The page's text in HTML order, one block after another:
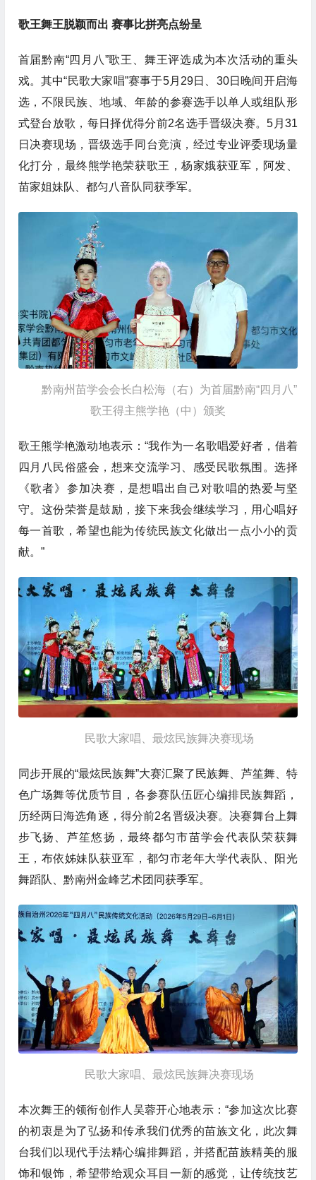
歌王舞王脱颖而出 赛事比拼亮点纷呈
首届黔南“四月八”歌王、舞王评选成为本次活动的重头
戏。其中“民歌大家唱”赛事于5月29日、30日晚间开启海
选，不限民族、地域、年龄的参赛选手以单人或组队形
式登台放歌，每日择优得分前2名选手晋级决赛。5月31
日决赛现场，晋级选手同台竞演，经过专业评委现场量
化打分，最终熊学艳荣获歌王，杨家娥获亚军，阿发、
苗家姐妹队、都匀八音队同获季军。
黔南州苗学会会长白松海（右）为首届黔南“四月八”
歌王得主熊学艳（中）颁奖
歌王熊学艳激动地表示：“我作为一名歌唱爱好者，借着
四月八民俗盛会，想来交流学习、感受民歌氛围。选择
《歌者》参加决赛，是想唱出自己对歌唱的热爱与坚
守。这份荣誉是鼓励，接下来我会继续学习，用心唱好
每一首歌，希望也能为传统民族文化做出一点小小的贡
献。”
民歌大家唱、最炫民族舞决赛现场
同步开展的“最炫民族舞”大赛汇聚了民族舞、芦笙舞、特
色广场舞等优质节目，各参赛队伍匠心编排民族舞蹈，
历经两日海选角逐，得分前2名晋级决赛。决赛舞台上舞
步飞扬、芦笙悠扬，最终都匀市苗学会代表队荣获舞
王，布依姊妹队获亚军，都匀市老年大学代表队、阳光
舞蹈队、黔南州金峰艺术团同获季军。
民歌大家唱、最炫民族舞决赛现场
本次舞王的领衔创作人吴蓉开心地表示：“参加这次比赛
的初衷是为了弘扬和传承我们优秀的苗族文化，此次舞
台我们以现代手法精心编排舞蹈，并搭配苗族精美的服
饰和银饰，希望带给观众耳目一新的感觉，让传统技艺